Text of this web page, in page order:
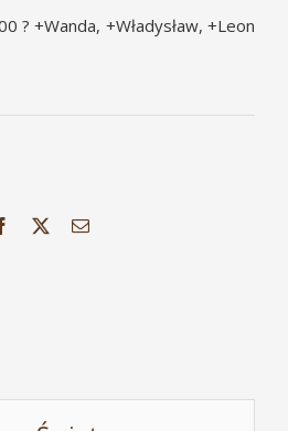
? +Wanda, +Władysław, +Leon
Facebook Email